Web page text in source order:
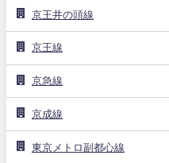
京王井の頭線
京王線
京急線
京成線
東京メトロ副都心線